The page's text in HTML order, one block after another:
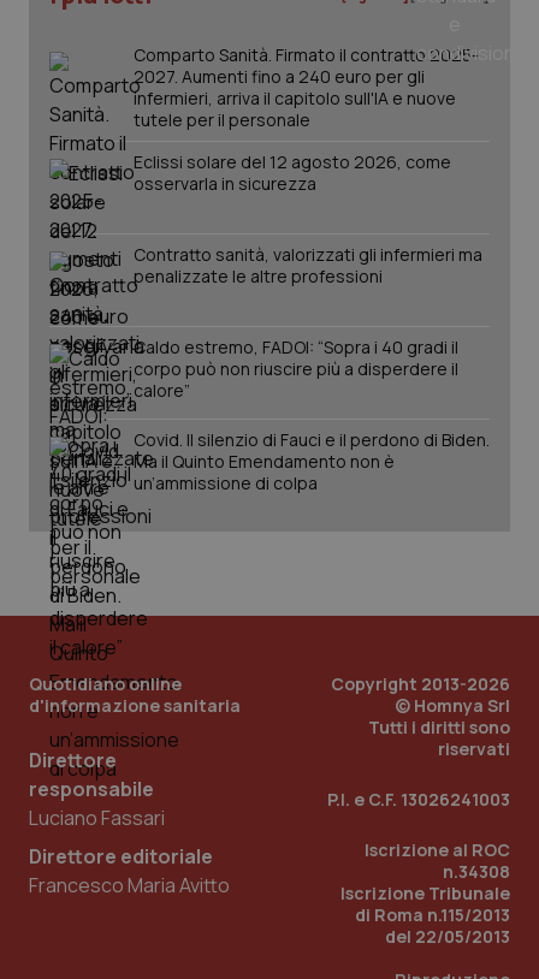
Comparto Sanità. Firmato il contratto 2025-
2027. Aumenti fino a 240 euro per gli
infermieri, arriva il capitolo sull'IA e nuove
tutele per il personale
Eclissi solare del 12 agosto 2026, come
osservarla in sicurezza
Contratto sanità, valorizzati gli infermieri ma
penalizzate le altre professioni
Caldo estremo, FADOI: “Sopra i 40 gradi il
corpo può non riuscire più a disperdere il
calore”
Covid. Il silenzio di Fauci e il perdono di Biden.
Ma il Quinto Emendamento non è
un’ammissione di colpa
Quotidiano online
d'informazione sanitaria
Direttore
responsabile
Luciano Fassari
Direttore editoriale
Francesco Maria Avitto
Copyright 2013-2026
© Homnya Srl
Tutti i diritti sono
riservati
P.I. e C.F. 13026241003
Iscrizione al ROC
n.34308
Iscrizione Tribunale
di Roma n.115/2013
del 22/05/2013
PHPSESSID
_ga_KM60CM4NPH .quotidianosanita.it
1